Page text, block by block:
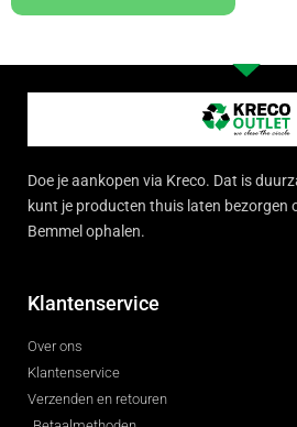
Doe je aankopen via Kreco. Dat is
kunt je producten thuis laten bezorgen
Bemmel ophalen.
Klantenservice
Over ons
Klantenservice
Verzenden en retouren